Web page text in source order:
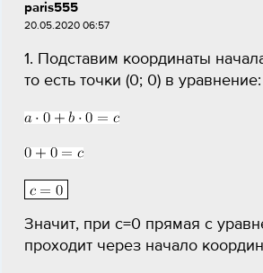
paris555
20.05.2020 06:57
1. Подставим координаты
то есть точки (0; 0) в уравнение:
Значит, при c=0 прямая с
проходит через начало